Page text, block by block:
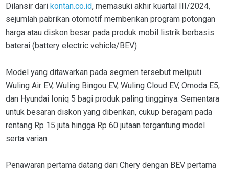
Dilansir dari kontan.co.id, memasuki akhir kuartal III/2024,
sejumlah pabrikan otomotif memberikan program potongan
harga atau diskon besar pada produk mobil listrik berbasis
baterai (battery electric vehicle/BEV).
Model yang ditawarkan pada segmen tersebut meliputi
Wuling Air EV, Wuling Bingou EV, Wuling Cloud EV, Omoda E5,
dan Hyundai Ioniq 5 bagi produk paling tingginya. Sementara
untuk besaran diskon yang diberikan, cukup beragam pada
rentang Rp 15 juta hingga Rp 60 jutaan tergantung model
serta varian.
Penawaran pertama datang dari Chery dengan BEV pertama